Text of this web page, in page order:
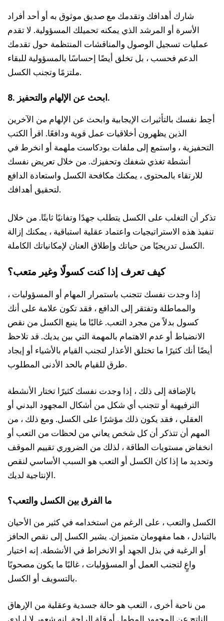
شارك أهدافك وتقدمك مع صديق موثوق به أو أحد أفراد
الأسرة أو المرشد الذي يمكنه تحميلك المسؤولية. لا تقدم
عمليات تسجيل الوصول والمناقشات المنتظمة حول تقدمك
الدعم فحسب ، بل تخلق أيضًا إحساسًا بالمسؤولية للبقاء
ملتزمًا وتجنب الكسل.
8. ابحث عن الإلهام والتحفيز.
أحِط نفسك بالتأثيرات الإيجابية وابحث عن الإلهام من الآخرين
الذين يظهرون أخلاقيات عمل قوية ودافعًا. اقرأ الكتب
التحفيزية ، واستمع إلى ملفات بودكاست ملهمة أو انخرط في
أنشطة تغذي شغفك وتحفيزك. من خلال تعريض نفسك
للارتقاء بالمحتوى ، يمكنك مكافحة الكسل واستعادة الدافع
لتحقيق أهدافك.
تذكر أن التغلب على الكسل يتطلب جهدًا وتفانيًا ثابتًا. من خلال
تنفيذ هذه الاستراتيجيات واعتماد عقلية استباقية ، يمكنك إزالة
الكسل تدريجيًا من حياتك وإطلاق العنان لإمكانياتك الكاملة.
كيف تعرف إذا كنت كسولًا وغير متعب؟
إذا وجدت نفسك تتجنب باستمرار المهام أو المسؤوليات ،
والمماطلة وتفتقر إلى الدافع ، فقد تكون علامة على أنك
كسول بدلاً من مجرد التعب. غالبًا ما ينبع الكسل من نقص
الانضباط أو عدم الاهتمام بالمهمة التي بين يديك. قد تلاحظ
أيضًا أنك كثيرًا ما تختلق الأعذار لتجنب القيام بالأشياء أو إيجاد
طرق للقيام بالحد الأدنى المطلوب.
بالإضافة إلى ذلك ، إذا وجدت نفسك كثيرًا تختار الأنشطة
الترفيهية أو تتجنب أي شكل من أشكال المجهود البدني أو
العقلي ، فقد يكون ذلك مؤشرًا على الكسل. ومع ذلك ، من
المهم أن تتذكر أن كل شخص يعاني من لحظات من التعب أو
انخفاض مستويات الطاقة ، لذلك من الضروري تقييم الموقف
وتحديد ما إذا كان الكسل أو التعب هو السبب الأساسي لنقص
الإنتاجية لديك.
ما الفرق بين الكسل والتعب؟
الكسل والتعب ، على الرغم من استخدامه في كثير من الأحيان
بالتبادل ، هما مفهومان متميزان. يشير الكسل إلى نقص الحافز
أو الرغبة في بذل الجهد أو الانخراط في الأنشطة. إنه اختيار
واعٍ لتجنب العمل أو المسؤوليات ، غالبًا ما يكون مصحوبًا
بالتسويف أو الكسل.
من ناحية أخرى ، التعب هو حالة جسدية وعقلية من الإرهاق
الناتج عن المجهود المطول أو قلة الراحة. إنه شعور لا إرادي